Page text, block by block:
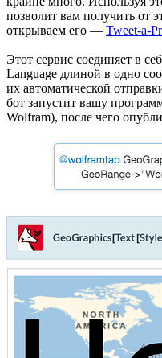
позволит вам получить от
открываем его — Tweet-a-
Этот сервис соединяет в
Language длиной в одно
их автоматической
бот запустит вашу
Wolfram), после чего